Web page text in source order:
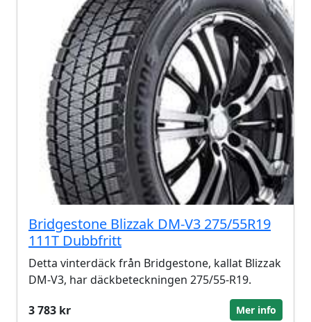
Bridgestone Blizzak DM-V3 275/55R19
111T Dubbfritt
Detta vinterdäck från Bridgestone, kallat Blizzak
DM-V3, har däckbeteckningen 275/55-R19.
3 783 kr
Mer info